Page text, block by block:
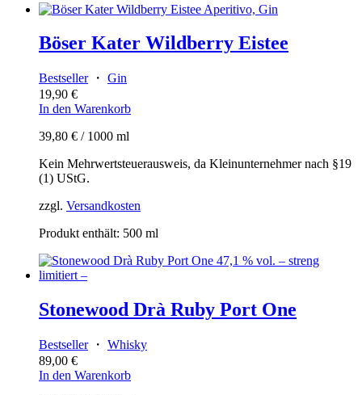
Böser Kater Wildberry Eistee
Bestseller・ Gin
19,90 €
In den Warenkorb
39,80 € / 1000 ml
Kein Mehrwertsteuerausweis, da Kleinunternehmer nach §19
(1) UStG.
zzgl. Versandkosten
Produkt enthält: 500 ml
Stonewood Drà Ruby Port One
Bestseller・ Whisky
89,00 €
In den Warenkorb